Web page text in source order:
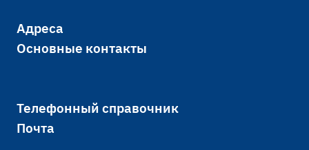
Адреса
Основные контакты
Телефонный справочник
Почта